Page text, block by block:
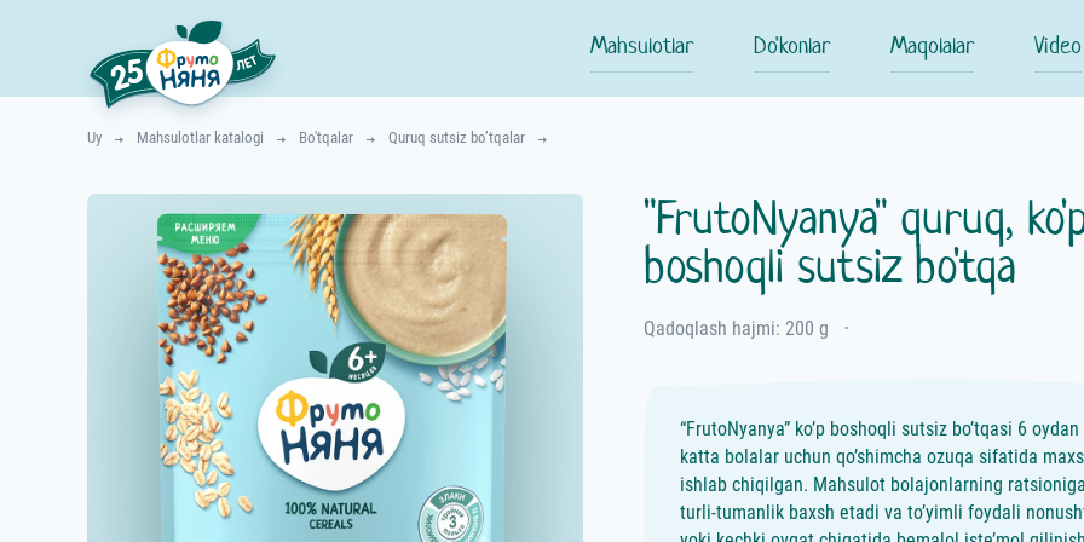
Mahsulotlar Do'konlar Maqolalar Video
Uy Mahsulotlar katalogi Bo'tqalar Quruq sutsiz bo’tqalar
"FrutoNyanya" quruq,
boshoqli sutsiz bo'tqa
Qadoqlash hajmi: 200 g ⋅
“FrutoNyanya” ko’p boshoqli sutsiz bo’tqasi 6 oydan
katta bolalar uchun qo’shimcha ozuqa sifatida
ishlab chiqilgan. Mahsulot bolajonlarning ratsioniga
turli-tumanlik baxsh etadi va to’yimli foydali